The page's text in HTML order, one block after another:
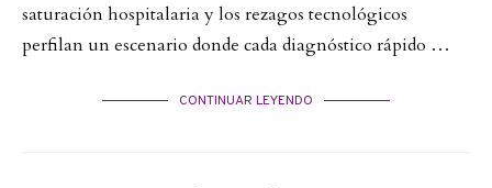
saturación hospitalaria y los rezagos tecnológicos
perfilan un escenario donde cada diagnóstico rápido …
CONTINUAR LEYENDO